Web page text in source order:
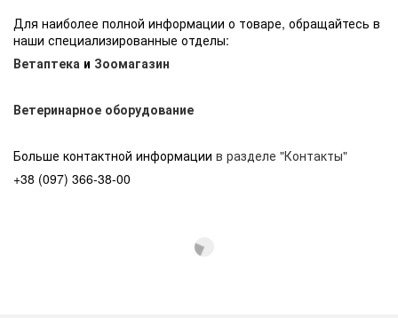
Для наиболее полной информации о товаре, обращайтесь в
наши специализированные отделы:
Ветаптека и Зоомагазин
Ветеринарное оборудование
Больше контактной информации в разделе "Контакты"
+38 (097) 366-38-00